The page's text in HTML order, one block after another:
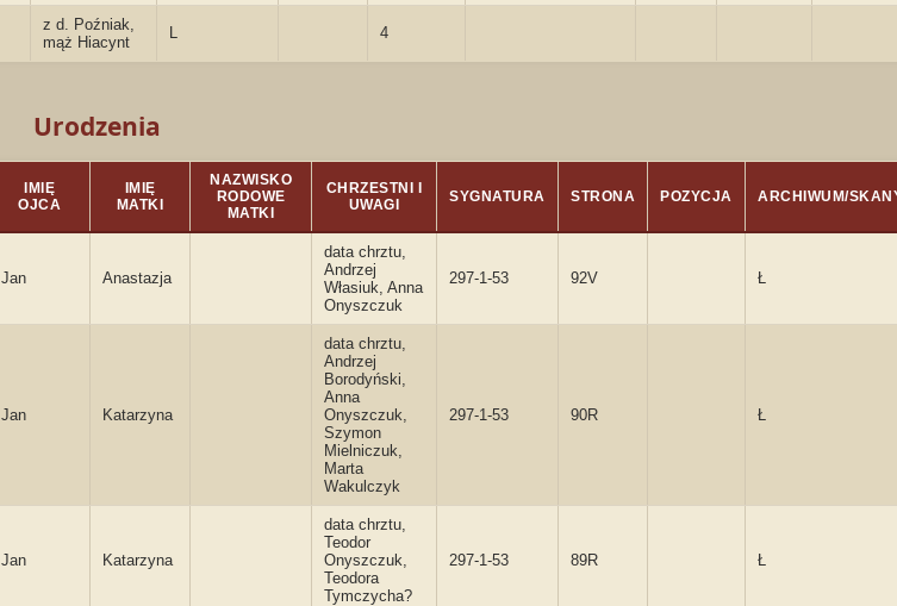
z d. Poźniak,
mąż Hiacynt
L 4
Urodzenia
IMIĘ
OJCA
IMIĘ
MATKI
NAZWISKO
RODOWE
MATKI
CHRZESTNI I
UWAGI
SYGNATURA STRONA POZYCJA ARCHIWUM/
Jan Anastazja
data chrztu,
Andrzej
Własiuk, Anna
Onyszczuk
297-1-53 92V Ł
Jan Katarzyna
data chrztu,
Andrzej
Borodyński,
Anna
Onyszczuk,
Szymon
Mielniczuk,
Marta
Wakulczyk
297-1-53 90R Ł
Jan Katarzyna
data chrztu,
Teodor
Onyszczuk,
Teodora
Tymczycha?
297-1-53 89R Ł